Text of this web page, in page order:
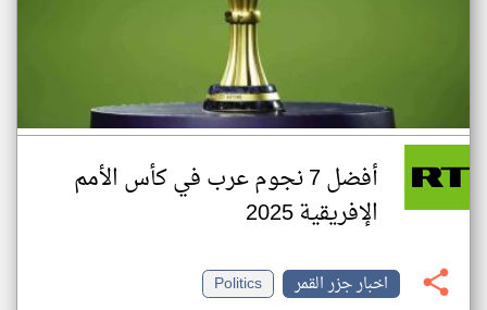
أفضل 7 نجوم عرب في كأس الأمم
الإفريقية 2025
اخبار جزر القمر
Politics